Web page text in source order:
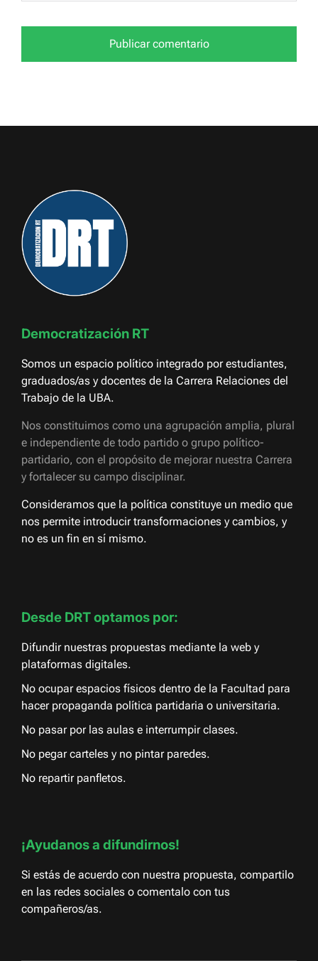
Democratización RT
Somos un espacio político integrado por estudiantes,
graduados/as y docentes de la Carrera Relaciones del
Trabajo de la UBA.
Nos constituimos como una agrupación amplia, plural
e independiente de todo partido o grupo político-
partidario, con el propósito de mejorar nuestra Carrera
y fortalecer su campo disciplinar.
Consideramos que la política constituye un medio que
nos permite introducir transformaciones y cambios, y
no es un fin en sí mismo.
Desde DRT optamos por:
Difundir nuestras propuestas mediante la web y
plataformas digitales.
No ocupar espacios físicos dentro de la Facultad para
hacer propaganda política partidaria o universitaria.
No pasar por las aulas e interrumpir clases.
No pegar carteles y no pintar paredes.
No repartir panfletos.
¡Ayudanos a difundirnos!
Si estás de acuerdo con nuestra propuesta, compartilo
en las redes sociales o comentalo con tus
compañeros/as.